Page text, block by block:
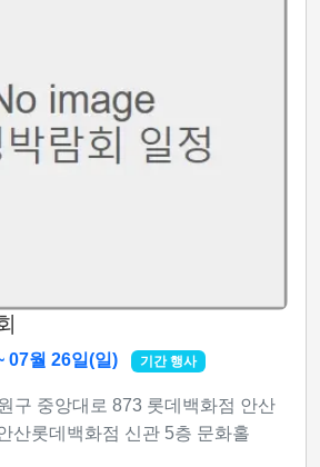
07월 26일(일) 기간 행사
구 중앙대로 873 롯데백화점 안산
산롯데백화점 신관 5층 문화홀